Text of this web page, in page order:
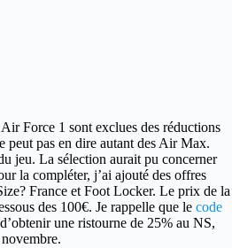
Force 1 sont exclues des réductions
peut pas en dire autant des Air Max.
jeu. La sélection aurait pu concerner
la compléter, j’ai ajouté des offres
France et Foot Locker. Le prix de la
des 100€. Je rappelle que le code
une ristourne de 25% au NS,